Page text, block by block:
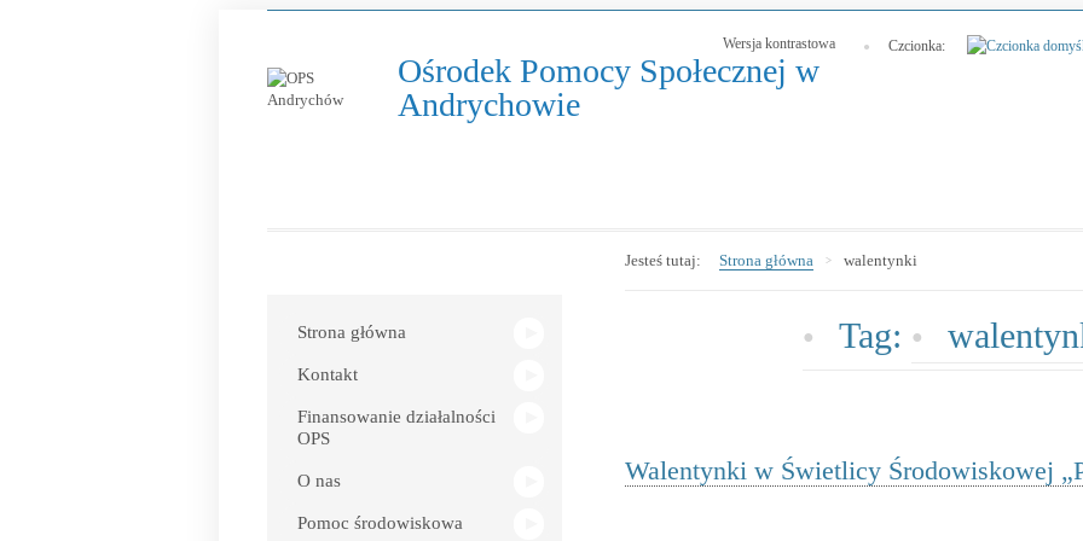
Ośrodek Pomocy Społecznej w
Andrychowie-
„Przystanek
Wersja kontrastowa Czcionka:
nowym
oknie
Strona główna
Kontakt
Finansowanie działalności
OPS
O nas
Pomoc środowiskowa
Jesteś tutaj: Strona główna walentynki
Tag:
Walentynki w Świetlicy Środowiskowej